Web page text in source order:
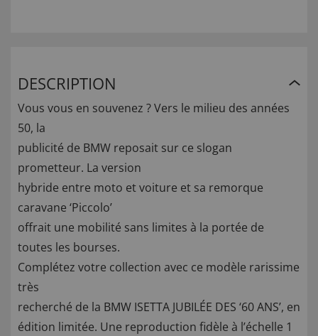
DESCRIPTION
Vous vous en souvenez ? Vers le milieu des années
50, la
publicité de BMW reposait sur ce slogan
prometteur. La version
hybride entre moto et voiture et sa remorque
caravane ‘Piccolo’
offrait une mobilité sans limites à la portée de
toutes les bourses.
Complétez votre collection avec ce modèle rarissime
très
recherché de la BMW ISETTA JUBILÉE DES ‘60 ANS’, en
édition limitée. Une reproduction fidèle à l’échelle 1